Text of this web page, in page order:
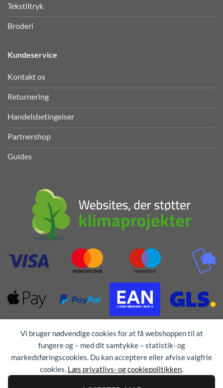
Vi bruger nødvendige cookies for at få webshoppen til at
fungere og – med dit samtykke – statistik- og
markedsføringscookies. Du kan acceptere eller afvise valgfrie
cookies. Læs privatlivs- og cookiepolitikken.
Tekstiltryk
Broderi
Kundeservice
Kontakt os
Returnering
Handelsbetingelser
Partnershop
Guides
Alle rettigheder forbeholdes © 1976 - 2026TEX-